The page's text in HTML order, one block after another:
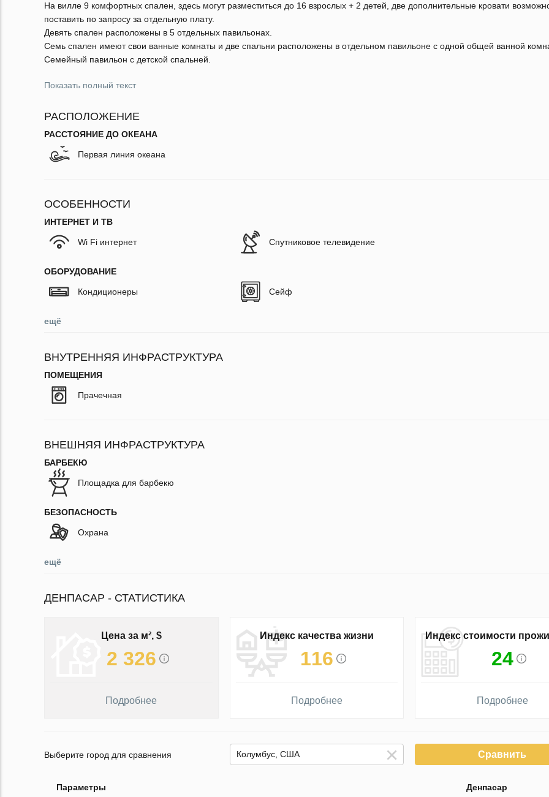
На вилле 9 комфортных спален, здесь могут разместиться до 16 взрослых + 2 детей, две дополнительные кровати
поставить по запросу за отдельную плату.
Девять спален расположены в 5 отдельных павильонах.
Семь спален имеют свои ванные комнаты и две спальни расположены в отдельном павильоне с одной общей ванной
Семейный павильон с детской спальней.
Показать полный текст
РАСПОЛОЖЕНИЕ
РАССТОЯНИЕ ДО ОКЕАНА
Первая линия океана
ОСОБЕННОСТИ
ИНТЕРНЕТ И ТВ
Wi Fi интернет Спутниковое телевидение
ОБОРУДОВАНИЕ
Кондиционеры Сейф
ещё
ВНУТРЕННЯЯ ИНФРАСТРУКТУРА
ПОМЕЩЕНИЯ
Прачечная
ВНЕШНЯЯ ИНФРАСТРУКТУРА
БАРБЕКЮ
Площадка для барбекю
БЕЗОПАСНОСТЬ
Охрана
ещё
ДЕНПАСАР - СТАТИСТИКА
Цена за м², $
2 326
Подробнее
Индекс качества жизни
116
Подробнее
Индекс стоимости
24
Подробнее
Выберите город для сравнения Сравнить
Параметры Денпасар